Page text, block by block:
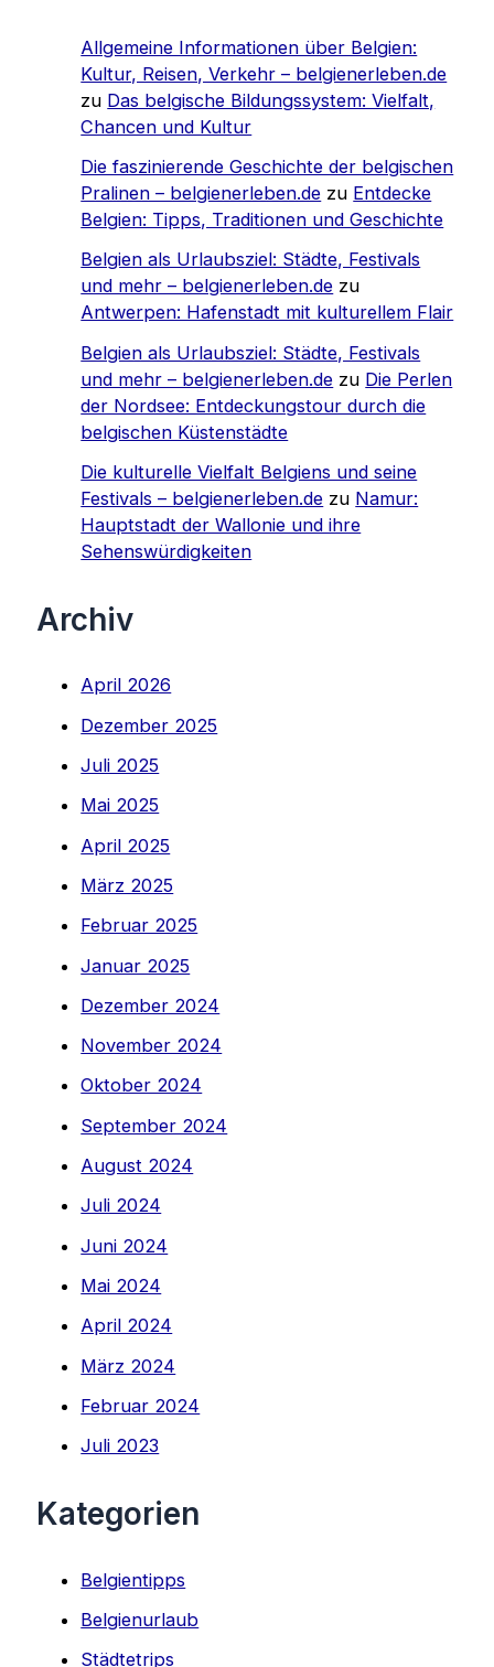
Allgemeine Informationen über Belgien:
Kultur, Reisen, Verkehr – belgienerleben.de
zu Das belgische Bildungssystem: Vielfalt,
Chancen und Kultur
Die faszinierende Geschichte der belgischen
Pralinen – belgienerleben.de zu Entdecke
Belgien: Tipps, Traditionen und Geschichte
Belgien als Urlaubsziel: Städte, Festivals
und mehr – belgienerleben.de zu
Antwerpen: Hafenstadt mit kulturellem Flair
Belgien als Urlaubsziel: Städte, Festivals
und mehr – belgienerleben.de zu Die Perlen
der Nordsee: Entdeckungstour durch die
belgischen Küstenstädte
Die kulturelle Vielfalt Belgiens und seine
Festivals – belgienerleben.de zu Namur:
Hauptstadt der Wallonie und ihre
Sehenswürdigkeiten
Archiv
April 2026
Dezember 2025
Juli 2025
Mai 2025
April 2025
März 2025
Februar 2025
Januar 2025
Dezember 2024
November 2024
Oktober 2024
September 2024
August 2024
Juli 2024
Juni 2024
Mai 2024
April 2024
März 2024
Februar 2024
Juli 2023
Kategorien
Belgientipps
Belgienurlaub
Städtetrips